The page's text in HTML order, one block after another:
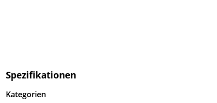
Spezifikationen
Kategorien